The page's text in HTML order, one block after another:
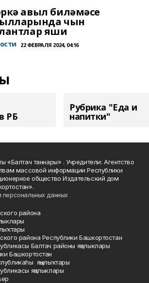
авыл биләмәсе
чын
яши
22 ФЕВРАЛЯ 2024, 04:16
РБ
Рубрика "Еда и
напитки"
«Балтач таннары» . Учредители: Агентство
массовой информации Республики
общество Издательский дом
данных
района
района Республики Башкортостан
Балтач районы яңалыклары
Башкортостан
яңылыҡтары
яңалыклары